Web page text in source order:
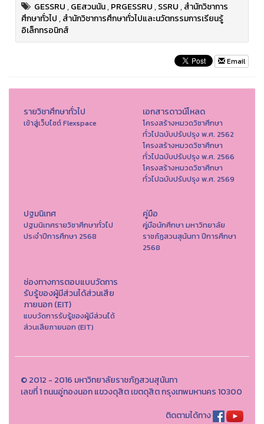
GESSRU,GEสวนนัน,PRGESSRU,SSRU,สำนักวิชาการ
ศึกษาทั่วไป,สำนักวิชาการศึกษาทั่วไปและนวัตกรรมการเรียนรู้
อิเล็กทรอนิกส์
Email
รายวิชาศึกษาทั่วไป
เข้าสู่เว็บไซต์ Flexspace
เอกสารดาวน์โหลด
โครงสร้างหมวดวิชาศึกษา
ทั่วไปฉบับปรับปรุง พ.ศ. 2562
โครงสร้างหมวดวิชาศึกษา
ทั่วไปฉบับปรับปรุง พ.ศ. 2566
โครงสร้างหมวดวิชาศึกษา
ทั่วไปฉบับปรับปรุง พ.ศ. 2569
ปฐมนิเทศ
ปฐมนิเทศรายวิชาศึกษาทั่วไป
ประจำปีการศึกษา 2568
คู่มือ
คู่มือนักศึกษา มหาวิทยาลัย
ราชภัฏสวนสุนันทา ปีการศึกษา
2568
ช่องทางการตอบแบบวัดการ
รับรู้ของผู้มีส่วนได้ส่วนเสีย
ภายนอก (EIT)
แบบวัดการรับรู้ของผู้มีส่วนได้
ส่วนเสียภายนอก (EIT)
© 2012 - 2016 มหาวิทยาลัยราชภัฏสวนสุนันทา
เลขที่ 1 ถนนอู่ทองนอก แขวงดุสิต เขตดุสิต กรุงเทพมหานคร 10300
ติดตามได้ทาง